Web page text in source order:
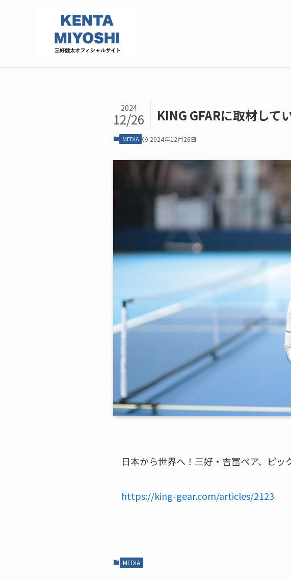
KING GFARに取材して
2024
12/26
MEDIA 2024年12月26日
日本から世界へ！三好・吉冨ペア、ピ
https://king-gear.com/articles/2123
MEDIA